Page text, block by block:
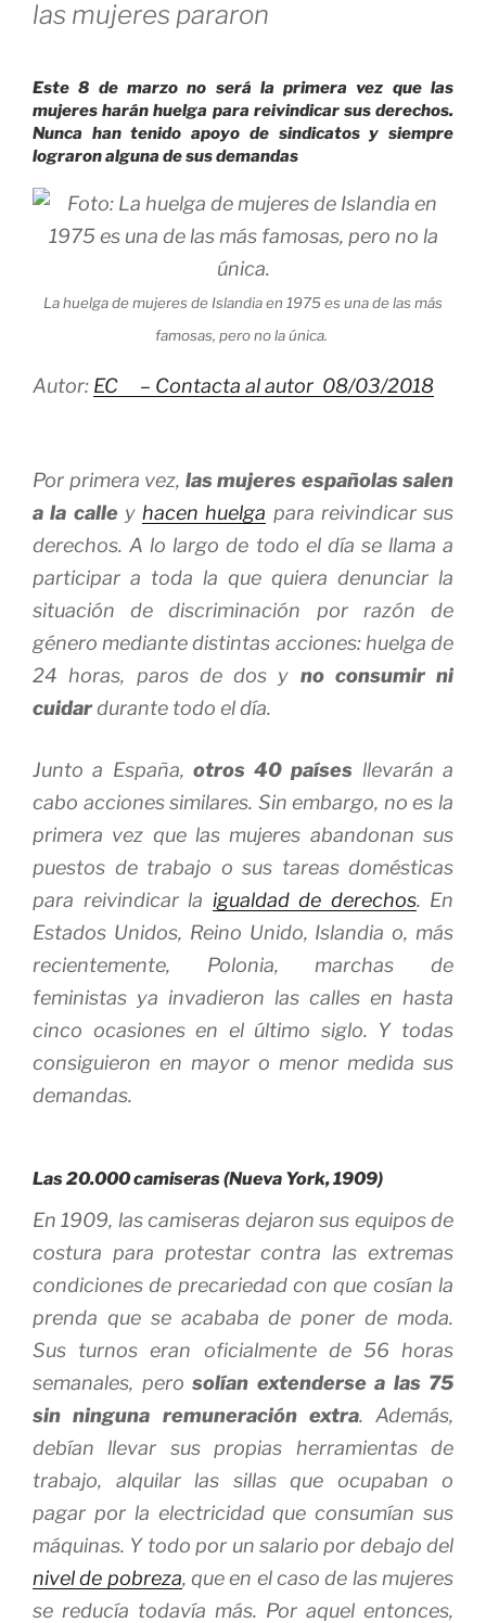
las mujeres pararon
Este 8 de marzo no será la primera vez que las
mujeres harán huelga para reivindicar sus derechos.
Nunca han tenido apoyo de sindicatos y siempre
lograron alguna de sus demandas
La huelga de mujeres de Islandia en 1975 es una de las más
famosas, pero no la única.
Autor: EC – Contacta al autor 08/03/2018
Por primera vez, las mujeres españolas salen
a la calle y hacen huelga para reivindicar sus
derechos. A lo largo de todo el día se llama a
participar a toda la que quiera denunciar la
situación de discriminación por razón de
género mediante distintas acciones: huelga de
24 horas, paros de dos y no consumir ni
cuidardurante todo el día.
Junto a España, otros 40 países llevarán a
cabo acciones similares. Sin embargo, no es la
primera vez que las mujeres abandonan sus
puestos de trabajo o sus tareas domésticas
para reivindicar la igualdad de derechos. En
Estados Unidos, Reino Unido, Islandia o, más
recientemente, Polonia, marchas de
feministas ya invadieron las calles en hasta
cinco ocasiones en el último siglo. Y todas
consiguieron en mayor o menor medida sus
demandas.
Las 20.000 camiseras (Nueva York, 1909)
En 1909, las camiseras dejaron sus equipos de
costura para protestar contra las extremas
condiciones de precariedad con que cosían la
prenda que se acababa de poner de moda.
Sus turnos eran oficialmente de 56 horas
semanales, pero solían extenderse a las 75
sin ninguna remuneración extra. Además,
debían llevar sus propias herramientas de
trabajo, alquilar las sillas que ocupaban o
pagar por la electricidad que consumían sus
máquinas. Y todo por un salario por debajo del
nivel de pobreza, que en el caso de las mujeres
se reducía todavía más. Por aquel entonces,